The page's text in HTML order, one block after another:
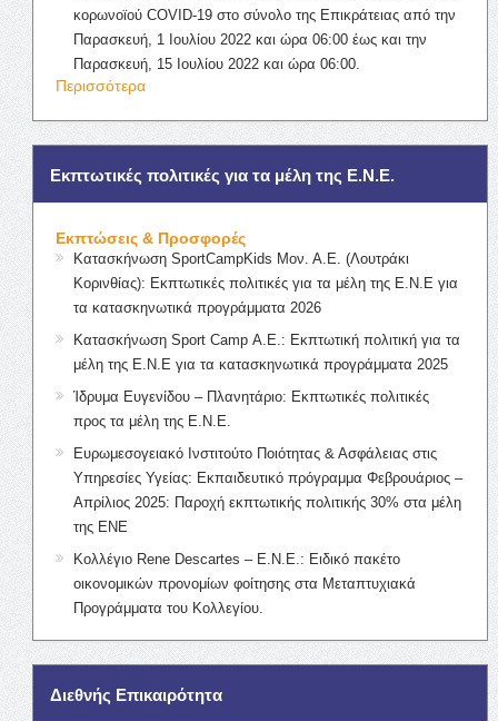
κορωνοϊού COVID-19 στο σύνολο της Επικράτειας από την
Παρασκευή, 1 Ιουλίου 2022 και ώρα 06:00 έως και την
Παρασκευή, 15 Ιουλίου 2022 και ώρα 06:00.
Περισσότερα
Εκπτωτικές πολιτικές για τα μέλη της Ε.Ν.Ε.
Εκπτώσεις & Προσφορές
Κατασκήνωση SportCampKids Μον. Α.Ε. (Λουτράκι
Κορινθίας): Εκπτωτικές πολιτικές για τα μέλη της Ε.Ν.Ε για
τα κατασκηνωτικά προγράμματα 2026
Κατασκήνωση Sport Camp Α.Ε.: Εκπτωτική πολιτική για τα
μέλη της Ε.Ν.Ε για τα κατασκηνωτικά προγράμματα 2025
Ίδρυμα Ευγενίδου – Πλανητάριο: Εκπτωτικές πολιτικές
προς τα μέλη της Ε.Ν.Ε.
Ευρωμεσογειακό Ινστιτούτο Ποιότητας & Ασφάλειας στις
Υπηρεσίες Υγείας: Εκπαιδευτικό πρόγραμμα Φεβρουάριος –
Απρίλιος 2025: Παροχή εκπτωτικής πολιτικής 30% στα μέλη
της ΕΝΕ
Κολλέγιο Rene Descartes – Ε.Ν.Ε.: Ειδικό πακέτο
οικονομικών προνομίων φοίτησης στα Μεταπτυχιακά
Προγράμματα του Κολλεγίου.
Διεθνής Επικαιρότητα